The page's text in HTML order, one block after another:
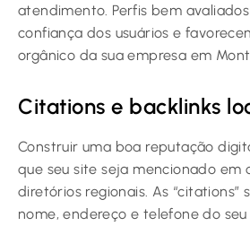
atendimento. Perfis bem
confiança dos usuários e
orgânico da sua empresa em
Citations e backlinks
Construir uma boa reputação
que seu site seja mencionado em
diretórios regionais. As “citations”
nome, endereço e telefone do